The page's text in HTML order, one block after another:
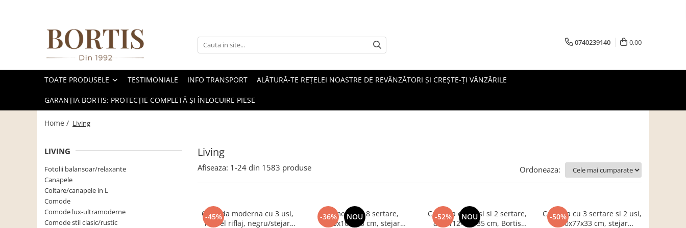
Toate Produsele
Fotolii balansoar/relaxante
Coltare/canapele in L
Comode stil clasic/rustic
Fotolii extensibile
Masute de cafea
Mese sufragerie/dining
Rafturi/ etajere carti
0740239140 0,00
TOATE PRODUSELE TESTIMONIALE INFO TRANSPORT ALĂTURĂ-TE REȚELEI NOASTRE DE REVÂNZĂTORI ȘI CREȘTE-ȚI VÂNZĂRILE
GARANȚIA BORTIS: PROTECȚIE COMPLETĂ ȘI ÎNLOCUIRE PIESE
Home / Living
Living
LIVING
Fotolii balansoar/relaxante
Canapele
Coltare/canapele in L
Comode
Comode lux-ultramoderne
Comode stil clasic/rustic
Afiseaza: 1-24 din 1583 produse Ordoneaza:
-45%
Comoda moderna cu 3 usi,
model riflaj, negru/stejar
-36% NOU
Comoda cu 8 sertare,
120x100x33 cm, stejar
-52% NOU
Comoda cu 3 usi si 2 sertare,
alb, 112×82×35 cm, Bortis
-50%
Comoda cu 3 sertare si 2 usi,
140x77x33 cm, stejar